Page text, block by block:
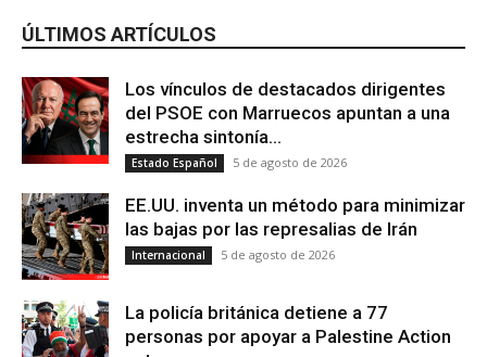
ÚLTIMOS ARTÍCULOS
Los vínculos de destacados dirigentes
del PSOE con Marruecos apuntan a una
estrecha sintonía...
Estado Español 5 de agosto de 2026
EE.UU. inventa un método para minimizar
las bajas por las represalias de Irán
Internacional 5 de agosto de 2026
La policía británica detiene a 77
personas por apoyar a Palestine Action